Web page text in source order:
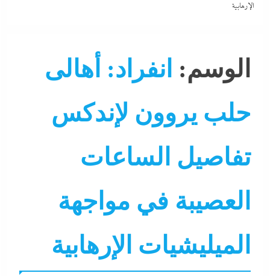
الإرهابية
الوسم: انفراد: أهالى
حلب يروون لإندكس
تفاصيل الساعات
العصيبة في مواجهة
الميليشيات الإرهابية
التحليل اللحظي الشرق الأوسط جاءنا الآن
نشرة الأخبار نشرة لايف